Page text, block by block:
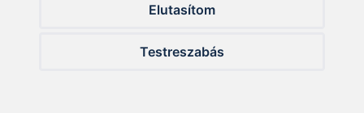
Elutasítom
Testreszabás
Dobókesztyű ujj
26.990 Ft